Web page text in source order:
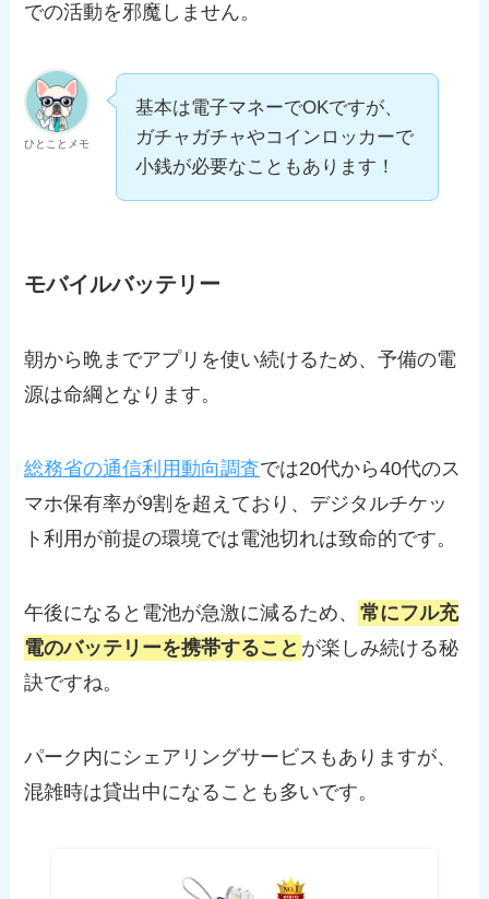
での活動を邪魔しません。
ひとことメモ
基本は電子マネーでOKですが、
ガチャガチャやコインロッカーで
小銭が必要なこともあります！
モバイルバッテリー
朝から晩までアプリを使い続けるため、予備の電
源は命綱となります。
総務省の通信利用動向調査では20代から40代のス
マホ保有率が9割を超えており、デジタルチケッ
ト利用が前提の環境では電池切れは致命的です。
午後になると電池が急激に減るため、 常にフル充
電のバッテリーを携帯すること が楽しみ続ける秘
訣ですね。
パーク内にシェアリングサービスもありますが、
混雑時は貸出中になることも多いです。